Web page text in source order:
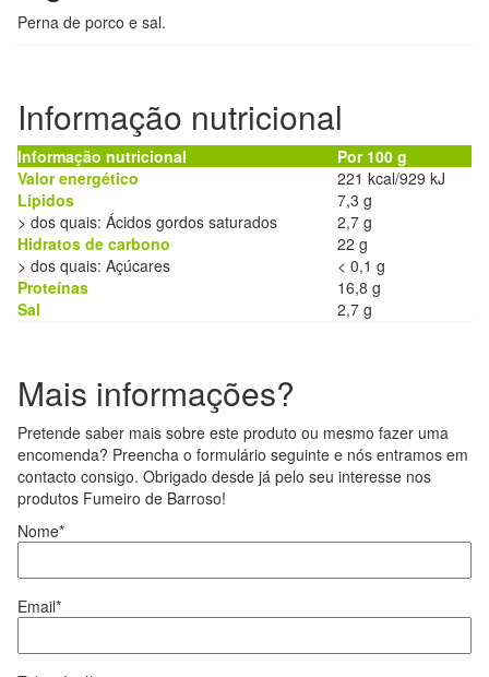
Perna de porco e sal.
Informação nutricional
Informação nutricional
Por 100 g
Valor energético
221 kcal/929 kJ
Lípidos
> dos quais: Ácidos gordos saturados
7,3 g
2,7 g
Hidratos de carbono
> dos quais: Açúcares
22 g
< 0,1 g
Proteínas
16,8 g
Sal
2,7 g
Mais informações?
Pretende saber mais sobre este produto ou mesmo fazer uma
encomenda? Preencha o formulário seguinte e nós entramos em
contacto consigo. Obrigado desde já pelo seu interesse nos
produtos Fumeiro de Barroso!
Nome*
Email*